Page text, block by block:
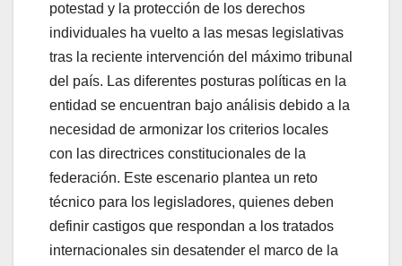
potestad y la protección de los derechos
individuales ha vuelto a las mesas legislativas
tras la reciente intervención del máximo tribunal
del país. Las diferentes posturas políticas en la
entidad se encuentran bajo análisis debido a la
necesidad de armonizar los criterios locales
con las directrices constitucionales de la
federación. Este escenario plantea un reto
técnico para los legisladores, quienes deben
definir castigos que respondan a los tratados
internacionales sin desatender el marco de la